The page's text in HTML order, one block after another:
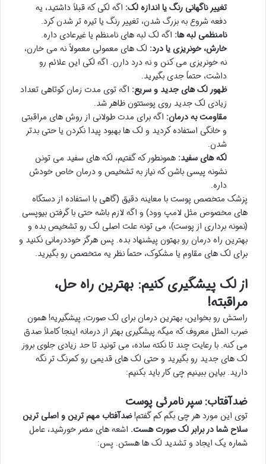
تغییر ناگهانی رنگ یا اندازه لک: اگه لکی که قبلاً داشتید، یه
دفعه شروع به بزرگ شدن، تغییر رنگ یا تیره تر شدن کرد.
نامنظمی لبه ها: اگه لک لبه های نامنظم یا غیرعادی داره.
خارش، خونریزی یا درد: لک های معمولی معمولاً نه می خارن،
نه خونریزی می کنن و نه درد دارن. اگه لکی این علائم رو
داشت، حتماً جدی بگیرید.
ظهور لک های جدید و سریع: اگه توی مدت زمان کوتاهی تعداد
زیادی لک جدید روی پوستتون ظاهر شد.
مقاومت به درمان: اگه برای مدت طولانی از روش های مراقبتی
و خانگی استفاده کردید و لک ها بهبود پیدا نکردن یا حتی بدتر
شدن.
لکه های سفید: همونطور که گفتیم، لکه های سفید می تونن
نشونه پیسی باشن که نیاز به تشخیص و درمان خاص خودش
داره.
پزشک متخصص پوست با معاینه دقیق (گاهی با استفاده از دستگاه
های مخصوص مثل لامپ وود) و اگه لازم باشه حتی با گرفتن بیوپسی
(نمونه برداری از پوست)، می تونه علت اصلی لک رو تشخیص بده و
بهترین راه درمان رو بهتون پیشنهاد بده. پس هرگز خوددرمانی نکنید و
برای لک های مقاوم یا مشکوک، حتماً نظر یه متخصص رو بگیرید.
از لک پیشگیری کنیم: بهترین راه حل،
مراقبته!
راستش رو بخواین، بهترین درمان برای لک صورت، پیشگیریه! همون
ضرب المثل معروف که میگه پیشگیری بهتر از درمانه اینجا کاملاً صدق
می کنه. با رعایت چند تا نکته ساده، می تونید تا حد زیادی جلوی بروز
لک های جدید رو بگیرید و حتی لک های قدیمی رو کمرنگ تر نگه
دارید. بیاین ببینیم چی کار باید بکنیم:
ضدآفتاب: سپر نامرئی پوست
توی این مورد هر چی بگم کم گفتم!ضدآفتاب مهم ترین و اصلی ترین
سلاح شما در برابر لک صورت هست. اشعه های مضر خورشید، عامل
شماره یک ایجاد و تشدید لک ها هستن. پس: